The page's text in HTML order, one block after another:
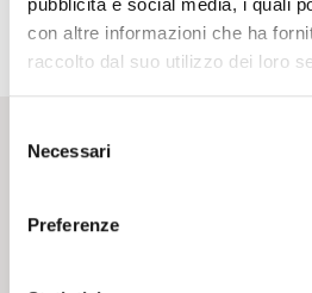
pubblicità e social media, i quali
con altre informazioni che ha
raccolto dal suo utilizzo dei loro
delNecessari
Preferenze
POTREBBE